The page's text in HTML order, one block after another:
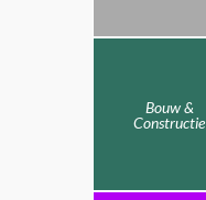
Bouw &
Constructie